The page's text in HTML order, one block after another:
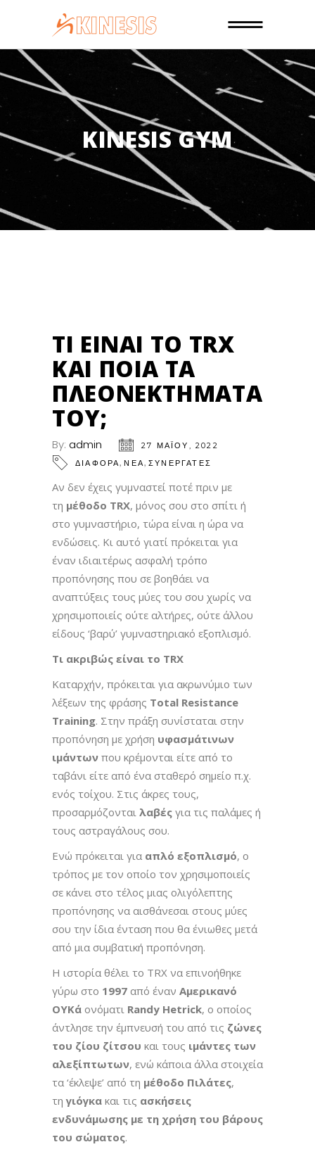
KINESIS GYM
ΤΙ ΕΊΝΑΙ ΤΟ TRX
ΚΑΙ ΠΟΙΑ ΤΑ
ΠΛΕΟΝΕΚΤΉΜΑΤΆ
ΤΟΥ;
By: admin
27 ΜΑΪ́ΟΥ, 2022
ΔΙΑΦΟΡΑ,ΝΕΑ,ΣΥΝΕΡΓΑΤΕΣ
Αν δεν έχεις γυμναστεί ποτέ πριν με
τη μέθοδο TRX, μόνος σου στο σπίτι ή
στο γυμναστήριο, τώρα είναι η ώρα να
ενδώσεις. Κι αυτό γιατί πρόκειται για
έναν ιδιαιτέρως ασφαλή τρόπο
προπόνησης που σε βοηθάει να
αναπτύξεις τους μύες του σου χωρίς να
χρησιμοποιείς ούτε αλτήρες, ούτε άλλου
είδους ‘βαρύ’ γυμναστηριακό εξοπλισμό.
Τι ακριβώς είναι το TRX
Καταρχήν, πρόκειται για ακρωνύμιο των
λέξεων της φράσης Total Resistance
Training. Στην πράξη συνίσταται στην
προπόνηση με χρήση υφασμάτινων
ιμάντων που κρέμονται είτε από το
ταβάνι είτε από ένα σταθερό σημείο π.χ.
ενός τοίχου. Στις άκρες τους,
προσαρμόζονται λαβές για τις παλάμες ή
τους αστραγάλους σου.
Ενώ πρόκειται για απλό εξοπλισμό, ο
τρόπος με τον οποίο τον χρησιμοποιείς
σε κάνει στο τέλος μιας ολιγόλεπτης
προπόνησης να αισθάνεσαι στους μύες
σου την ίδια ένταση που θα ένιωθες μετά
από μια συμβατική προπόνηση.
Η ιστορία θέλει το TRX να επινοήθηκε
γύρω στο 1997 από έναν Αμερικανό
ΟΥΚά ονόματι Randy Hetrick, ο οποίος
άντλησε την έμπνευσή του από τις ζώνες
του ζίου ζίτσου και τους ιμάντες των
αλεξίπτωτων, ενώ κάποια άλλα στοιχεία
τα ‘έκλεψε’ από τη μέθοδο Πιλάτες,
τηγιόγκα και τις ασκήσεις
ενδυνάμωσης με τη χρήση του βάρους
του σώματος.